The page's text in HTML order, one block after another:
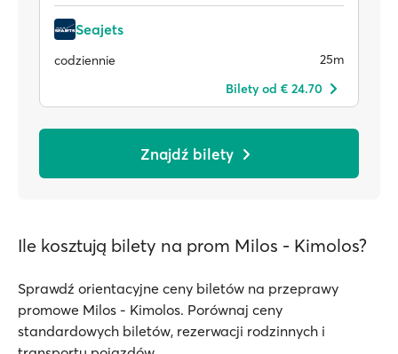
Seajets
codziennie
25m
Bilety od € 24.70
Znajdź bilety
Ile kosztują bilety na prom Milos - Kimolos?
Sprawdź orientacyjne ceny biletów na przeprawy
promowe Milos - Kimolos. Porównaj ceny
standardowych biletów, rezerwacji rodzinnych i